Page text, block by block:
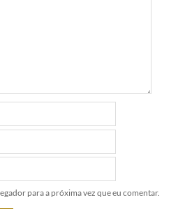
para a próxima vez que eu comentar.